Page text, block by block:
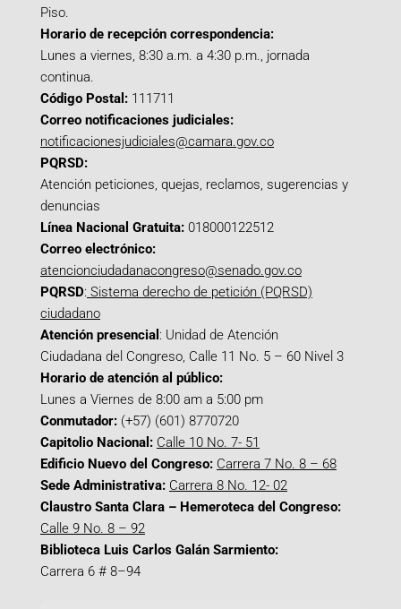
Piso.
Horario de recepción correspondencia:
Lunes a viernes, 8:30 a.m. a 4:30 p.m., jornada
continua.
Código Postal: 111711
Correo notificaciones judiciales:
notificacionesjudiciales@camara.gov.co
PQRSD:
Atención peticiones, quejas, reclamos, sugerencias y
denuncias
Línea Nacional Gratuita: 018000122512
Correo electrónico:
atencionciudadanacongreso@senado.gov.co
PQRSD: Sistema derecho de petición (PQRSD)
ciudadano
Atención presencial : Unidad de Atención
Ciudadana del Congreso, Calle 11 No. 5 – 60 Nivel 3
Horario de atención al público:
Lunes a Viernes de 8:00 am a 5:00 pm
Conmutador: (+57) (601) 8770720
Capitolio Nacional: Calle 10 No. 7- 51
Edificio Nuevo del Congreso: Carrera 7 No. 8 – 68
Sede Administrativa: Carrera 8 No. 12- 02
Claustro Santa Clara – Hemeroteca del Congreso:
Calle 9 No. 8 – 92
Biblioteca Luis Carlos Galán Sarmiento:
Carrera 6 # 8–94